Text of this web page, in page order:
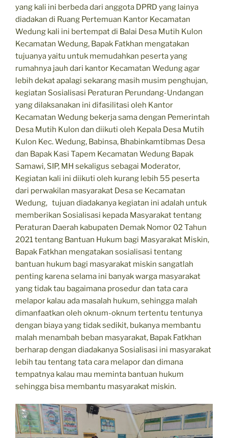
yang kali ini berbeda dari anggota DPRD yang lainya
diadakan di Ruang Pertemuan Kantor Kecamatan
Wedung kali ini bertempat di Balai Desa Mutih Kulon
Kecamatan Wedung, Bapak Fatkhan mengatakan
tujuanya yaitu untuk memudahkan peserta yang
rumahnya jauh dari kantor Kecamatan Wedung agar
lebih dekat apalagi sekarang masih musim penghujan,
kegiatan Sosialisasi Peraturan Perundang-Undangan
yang dilaksanakan ini difasilitasi oleh Kantor
Kecamatan Wedung bekerja sama dengan Pemerintah
Desa Mutih Kulon dan diikuti oleh Kepala Desa Mutih
Kulon Kec. Wedung, Babinsa, Bhabinkamtibmas Desa
dan Bapak Kasi Tapem Kecamatan Wedung Bapak
Samawi, SIP, MH sekaligus sebagai Moderator,
Kegiatan kali ini diikuti oleh kurang lebih 55 peserta
dari perwakilan masyarakat Desa se Kecamatan
Wedung, tujuan diadakanya kegiatan ini adalah untuk
memberikan Sosialisasi kepada Masyarakat tentang
Peraturan Daerah kabupaten Demak Nomor 02 Tahun
2021 tentang Bantuan Hukum bagi Masyarakat Miskin,
Bapak Fatkhan mengatakan sosialisasi tentang
bantuan hukum bagi masyarakat miskin sangatlah
penting karena selama ini banyak warga masyarakat
yang tidak tau bagaimana prosedur dan tata cara
melapor kalau ada masalah hukum, sehingga malah
dimanfaatkan oleh oknum-oknum tertentu tentunya
dengan biaya yang tidak sedikit, bukanya membantu
malah menambah beban masyarakat, Bapak Fatkhan
berharap dengan diadakanya Sosialisasi ini masyarakat
lebih tau tentang tata cara melapor dan dimana
tempatnya kalau mau meminta bantuan hukum
sehingga bisa membantu masyarakat miskin.